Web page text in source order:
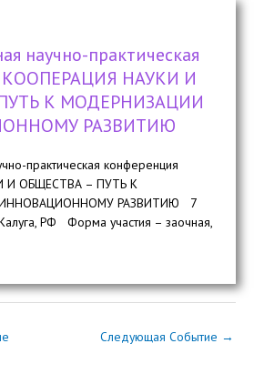
научно-практическая
КООПЕРАЦИЯ НАУКИ И
К МОДЕРНИЗАЦИИ
РАЗВИТИЮ
практическая конференция
И ОБЩЕСТВА – ПУТЬ К
РАЗВИТИЮ 7
РФ Форма участия – заочная,
Следующая Событие →